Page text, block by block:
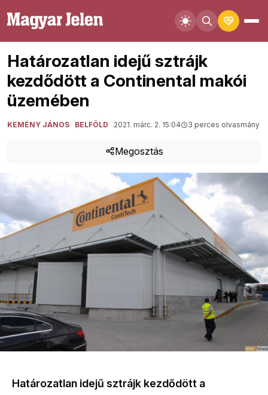
Határozatlan idejű sztrájk
kezdődött a Continental makói
üzemében
KEMÉNY JÁNOS BELFÖLD 2021. márc. 2. 15:04 3 perces olvasmány
Megosztás
Határozatlan idejű sztrájk kezdődött a